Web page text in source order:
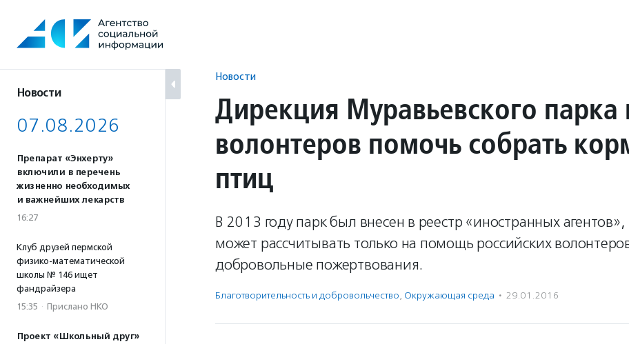
содержанию
Новости
07.08.2026
Препарат «Энхерту»
включили в перечень
жизненно необходимых
и важнейших лекарств
16:27
Клуб друзей пермской
физико-математической
школы № 146 ищет
фандрайзера
15:35 · Прислано НКО
Проект «Школьный друг»
Новости
Дирекция Муравьевского парка
волонтеров помочь собрать
птиц
В 2013 году парк был внесен в реестр «иностранных агентов»,
может рассчитывать только на помощь российских
добровольные пожертвования.
Благотвори­тель­ность и доброволь­чест­во, Окружающая среда · 29.01.2016